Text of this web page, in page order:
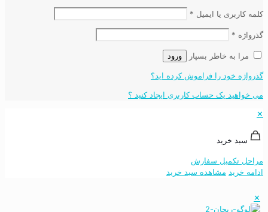
کلمه کاربری یا ایمیل *
گذرواژه *
مرا به خاطر بسپار ورود
گذرواژه خود را فراموش کرده اید؟
می خواهید یک حساب کاربری ایجاد کنید ؟
✕
سبد خرید
مراحل تکمیل سفارش
ادامه خرید مشاهده سبد خرید
✕